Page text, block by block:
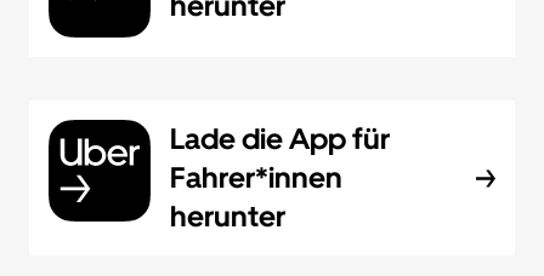
Lade die App für
Fahrer*innen
herunter